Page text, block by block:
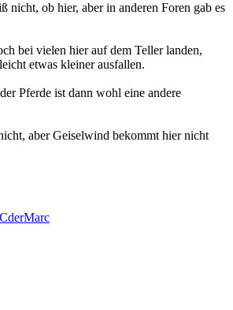
nicht, ob hier, aber in anderen Foren gab es
bei vielen hier auf dem Teller landen,
etwas kleiner ausfallen.
Pferde ist dann wohl eine andere
aber Geiselwind bekommt hier nicht